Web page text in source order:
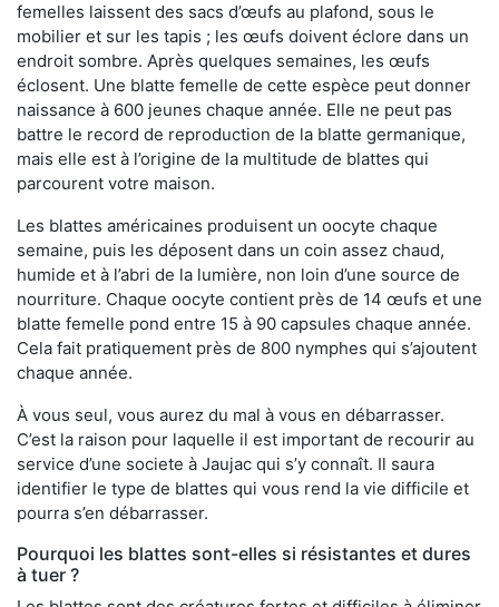
femelles laissent des sacs d’œufs au plafond, sous le
mobilier et sur les tapis ; les œufs doivent éclore dans un
endroit sombre. Après quelques semaines, les œufs
éclosent. Une blatte femelle de cette espèce peut donner
naissance à 600 jeunes chaque année. Elle ne peut pas
battre le record de reproduction de la blatte germanique,
mais elle est à l’origine de la multitude de blattes qui
parcourent votre maison.
Les blattes américaines produisent un oocyte chaque
semaine, puis les déposent dans un coin assez chaud,
humide et à l’abri de la lumière, non loin d’une source de
nourriture. Chaque oocyte contient près de 14 œufs et une
blatte femelle pond entre 15 à 90 capsules chaque année.
Cela fait pratiquement près de 800 nymphes qui s’ajoutent
chaque année.
À vous seul, vous aurez du mal à vous en débarrasser.
C’est la raison pour laquelle il est important de recourir au
service d’une societe à Jaujac qui s’y connaît. Il saura
identifier le type de blattes qui vous rend la vie difficile et
pourra s’en débarrasser.
Pourquoi les blattes sont-elles si résistantes et dures
à tuer ?